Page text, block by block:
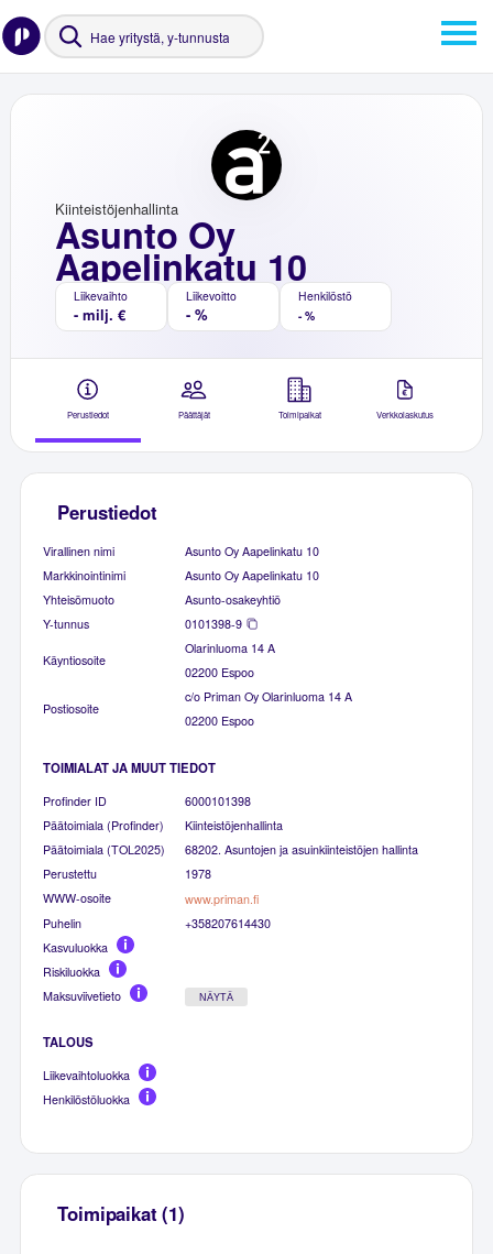
Asunto Oy
Aapelinkatu 10
Kiinteistöjenhallinta
Liikevaihto
- milj. €
Liikevoitto
- %
Henkilöstö
- %
Perustiedot Päättäjät Toimipaikat Verkkolaskutus
Perustiedot
Virallinen nimi
Asunto Oy Aapelinkatu 10
Markkinointinimi
Asunto Oy Aapelinkatu 10
Yhteisömuoto
Asunto-osakeyhtiö
Y-tunnus
0101398-9
Käyntiosoite
Olarinluoma 14 A
02200 Espoo
Postiosoite
c/o Priman Oy Olarinluoma 14 A
02200 Espoo
TOIMIALAT JA MUUT TIEDOT
Profinder ID
6000101398
Päätoimiala (Profinder)
Kiinteistöjenhallinta
Päätoimiala (TOL2025)
68202. Asuntojen ja asuinkiinteistöjen hallinta
Perustettu
1978
WWW-osoite
www.priman.fi
Puhelin
+358207614430
Kasvuluokka
Riskiluokka
Maksuviivetieto
NÄYTÄ
TALOUS
Liikevaihtoluokka
Henkilöstöluokka
Toimipaikat (1)